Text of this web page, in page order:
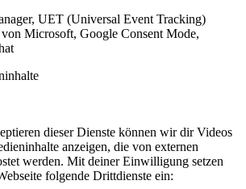
UET (Universal Event Tracking)
Microsoft, Google Consent Mode,
dieser Dienste können wir dir Videos
anzeigen, die von externen
werden. Mit deiner Einwilligung setzen
folgende Drittdienste ein: